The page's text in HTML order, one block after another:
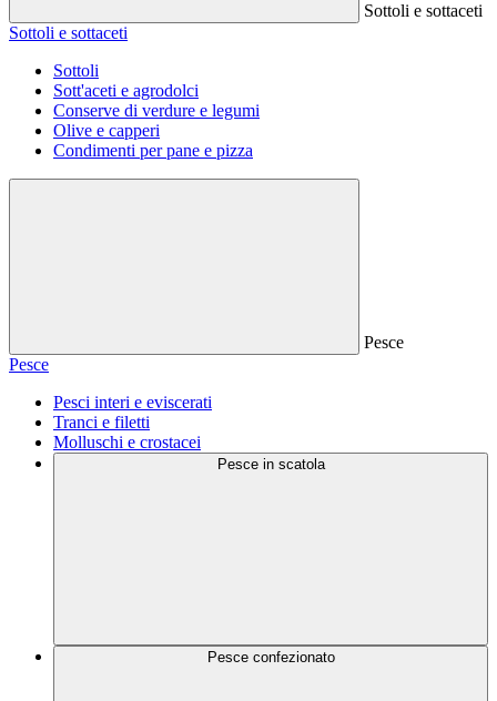
Sottoli e sottaceti
Sottoli e sottaceti
Sottoli
Sott'aceti e agrodolci
Conserve di verdure e legumi
Olive e capperi
Condimenti per pane e pizza
Pesce
Pesce
Pesci interi e eviscerati
Tranci e filetti
Molluschi e crostacei
Pesce in scatola
Pesce confezionato